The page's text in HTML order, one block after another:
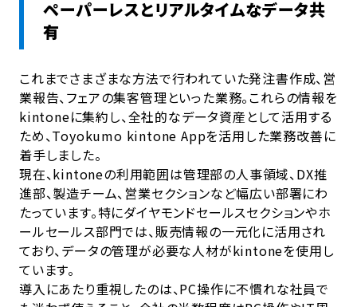
ペーパーレスとリアルタイムなデータ共
有
これまでさまざまな方法で行われていた発注書作成、営
業報告、フェアの集客管理といった業務。これらの情報を
kintoneに集約し、全社的なデータ資産として活用する
ため、Toyokumo kintone Appを活用した業務改善に
着手しました。
現在、kintoneの利用範囲は管理部の人事領域、DX推
進部、製造チーム、営業セクションなど幅広い部署にわ
たっています。特にダイヤモンドセールスセクションやホ
ールセールス部門では、販売情報の一元化に活用され
ており、データの管理が必要な人材がkintoneを使用し
ています。
導入にあたり重視したのは、PC操作に不慣れな社員で